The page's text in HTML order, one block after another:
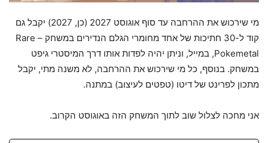
מי שירכוש את ההרחבה עד סוף אוגוסט 2027 (כן, 2027) יקבל גם
קוד ל-30 חתיכות של אחד מחומרי הגלם הנדירים במשחק – Rare
Pokemetal, במייל, וניתן יהיה לפדות אותו דרך המיסטרי גיפט
במשחק. בנוסף, כל מי שירכוש את ההרחבה, לא משנה מתי, יקבל
מתכון לפרינט של דיטו (טפטים לעיצוב) במתנה.
אני מחכה לצלול שוב לתוך המשחק הזה באוגוסט הקרוב.